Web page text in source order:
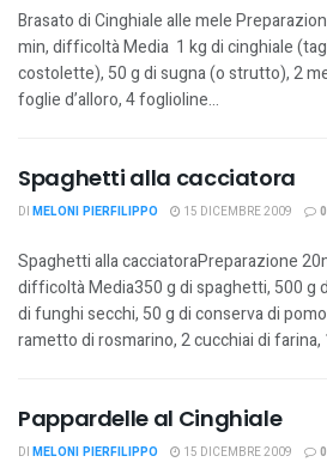
Brasato di Cinghiale alle mele
min, difficoltà Media 1 kg di cinghiale
costolette), 50 g di sugna (o strutto), 2
foglie d’alloro, 4 foglioline...
Spaghetti alla cacciatora
DI MELONI PIERFILIPPO 15 DICEMBRE 2009 0
Spaghetti alla cacciatoraPreparazione
difficoltà Media350 g di spaghetti, 500 g
di funghi secchi, 50 g di conserva di
rametto di rosmarino, 2 cucchiai di farina,
Pappardelle al Cinghiale
DI MELONI PIERFILIPPO 15 DICEMBRE 2009 0